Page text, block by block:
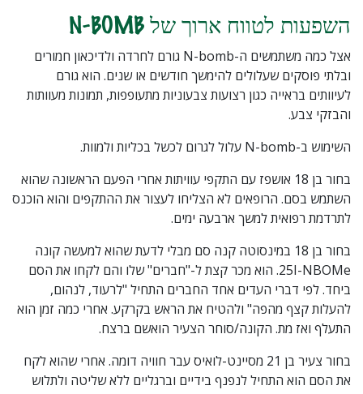
השפעות לטווח ארוך של N-BOMB
אצל כמה משתמשים ה-N-bomb גורם לחרדה ולדיכאון חמורים
ובלתי פוסקים שעלולים להימשך חודשים או שנים. הוא גורם
לעיוותים בראייה כגון רצועות צבעוניות מתעופפות, תמונות מעוותות
והבזקי צבע.
השימוש ב-N-bomb עלול לגרום לכשל בכליות ולמוות.
בחור בן 18 אושפז עם התקפי עוויתות אחרי הפעם הראשונה שהוא
השתמש בסם. הרופאים לא הצליחו לעצור את ההתקפים והוא הוכנס
לתרדמת רפואית למשך ארבעה ימים.
בחור בן 18 במינסוטה קנה סם מבלי לדעת שהוא למעשה קונה
25I-NBOMe. הוא מכר קצת ל-"חברים" שלו והם לקחו את הסם
ביחד. לפי דברי העדים אחד החברים התחיל "לרעוד, לנהום,
להעלות קצף מהפה" ולהטיח את הראש בקרקע. אחרי כמה זמן הוא
התעלף ואז מת. הקונה/סוחר הצעיר הואשם ברצח.
בחור צעיר בן 21 מסיינט-לואיס עבר חוויה דומה. אחרי שהוא לקח
את הסם הוא התחיל לנפנף בידיים וברגליים ללא שליטה ולתלוש